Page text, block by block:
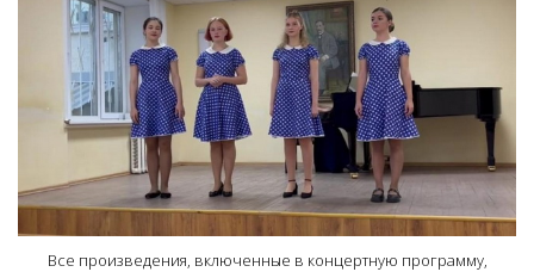
Все произведения, включенные в концертную программу,